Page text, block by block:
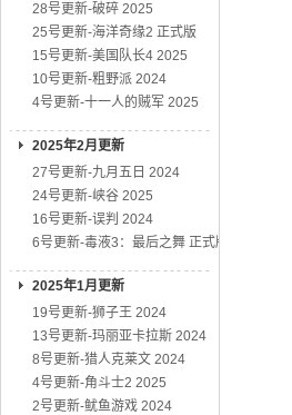
28号更新-破碎 2025
25号更新-海洋奇缘2 正式版
15号更新-美国队长4 2025
10号更新-粗野派 2024
4号更新-十一人的贼军 2025
2025年2月更新
27号更新-九月五日 2024
24号更新-峡谷 2025
16号更新-误判 2024
6号更新-毒液3：最后之舞 正式版
2025年1月更新
19号更新-狮子王 2024
13号更新-玛丽亚卡拉斯 2024
8号更新-猎人克莱文 2024
4号更新-角斗士2 2025
2号更新-鱿鱼游戏 2024